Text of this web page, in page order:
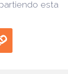
esta